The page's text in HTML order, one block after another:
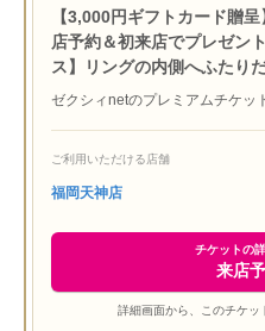
【3,000円ギフトカード贈
店予約＆初来店でプレゼン
ス】リングの内側へふたり
ゼクシィnetのプレミアムチケッ
特典との併用は致しかねます ※
ございます ※サービス内容は予
メッセージなどを無料で入れる
ザインがございますので、詳し
ご利用いただける店舗
福岡天神店
チケットの
来店
詳細画面から、このチケッ